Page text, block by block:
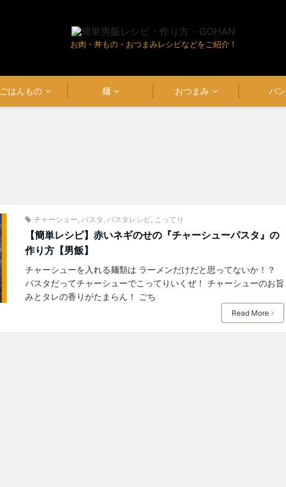
お肉・丼もの・おつまみレシピなどをご紹介！
ごはんもの 麺 おつまみ パン
チャーシュー, パスタ , パスタレシピ, こってり
【簡単レシピ】赤いネギのせの『チャーシューパスタ』の
作り方【男飯】
チャーシューを入れる麺類は ラーメンだけだと思ってないか！？
パスタだってチャーシューでこってりいくぜ！ チャーシューのお旨
みとタレの香りがたまらん！ ごち
Read More